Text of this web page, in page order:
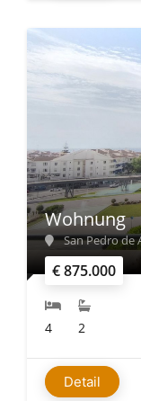
€ 875.000
Wohnung
San Pedro de
4 2
Detail